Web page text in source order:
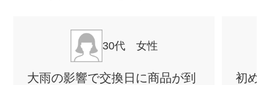
30代 女性
大雨の影響で交換日に商品が到
初め